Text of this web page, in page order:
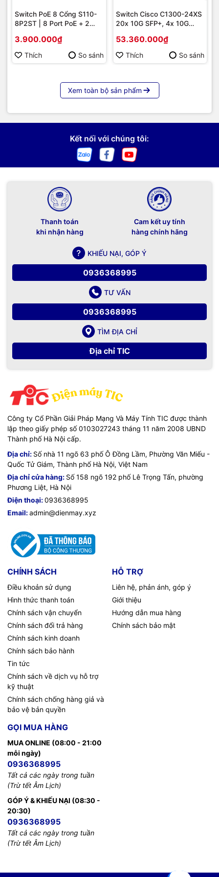
Switch PoE 8 Cổng S110-
8P2ST | 8 Port PoE + 2
3.900.000₫
Thích So sánh
Switch Cisco C1300-24XS
20x 10G SFP+, 4x 10G
Hàng chính hãng
53.360.000₫
Thích So sánh
Xem toàn bộ sản phẩm
Kết nối với chúng tôi:
Thanh toán
khi nhận hàng
Cam kết uy tính
hàng chính hãng
KHIẾU NẠI, GÓP Ý
0936368995
TƯ VẤN
0936368995
TÌM ĐỊA CHỈ
Địa chỉ TIC
Công ty Cổ Phần Giải Pháp Mạng Và Máy Tính TIC được thành
lập theo giấy phép số 0103027243 tháng 11 năm 2008 UBND
Thành phố Hà Nội cấp.
Địa chỉ: Số nhà 11 ngõ 63 phố Ô Đồng Lầm, Phường Văn Miếu -
Quốc Tử Giám, Thành phố Hà Nội, Việt Nam
Địa chỉ cửa hàng: Số 158 ngõ 192 phố Lê Trọng Tấn, phường
Phương Liệt, Hà Nội
Điện thoại:0936368995
Email:admin@dienmay.xyz
CHÍNH SÁCH
Điều khoản sử dụng
Hình thức thanh toán
Chính sách vận chuyển
Chính sách đổi trả hàng
Chính sách kinh doanh
Chính sách bảo hành
Tin tức
Chính sách về dịch vụ hỗ trợ
kỹ thuật
Chính sách chống hàng giả và
bảo vệ bản quyền
HỖ TRỢ
Liên hệ, phản ánh, góp ý
Giới thiệu
Hướng dẫn mua hàng
Chính sách bảo mật
GỌI MUA HÀNG
MUA ONLINE (08:00 - 21:00
mỗi ngày)
0936368995
Tất cả các ngày trong tuần
(Trừ tết Âm Lịch)
GÓP Ý & KHIẾU NẠI (08:30 -
20:30)
0936368995
Tất cả các ngày trong tuần
(Trừ tết Âm Lịch)